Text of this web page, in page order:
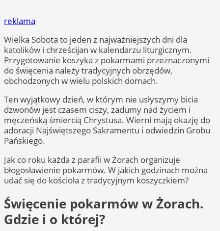
reklama
Wielka Sobota to jeden z najważniejszych dni dla
katolików i chrześcijan w kalendarzu liturgicznym.
Przygotowanie koszyka z pokarmami przeznaczonymi
do święcenia należy tradycyjnych obrzędów,
obchodzonych w wielu polskich domach.
Ten wyjątkowy dzień, w którym nie usłyszymy bicia
dzwonów jest czasem ciszy, zadumy nad życiem i
męczeńską śmiercią Chrystusa. Wierni mają okazję do
adoracji Najświętszego Sakramentu i odwiedzin Grobu
Pańskiego.
Jak co roku każda z parafii w Żorach organizuje
błogosławienie pokarmów. W jakich godzinach można
udać się do kościoła z tradycyjnym koszyczkiem?
Święcenie pokarmów w Żorach.
Gdzie i o której?